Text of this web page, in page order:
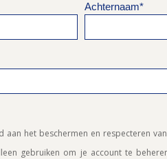
Achternaam*
aan het beschermen en respecteren
gebruiken om je account te